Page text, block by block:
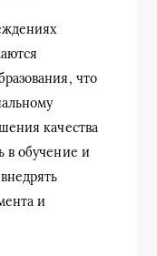
что
качества
в обучение и
и